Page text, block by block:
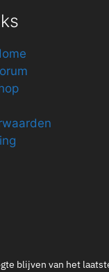
blijven van het